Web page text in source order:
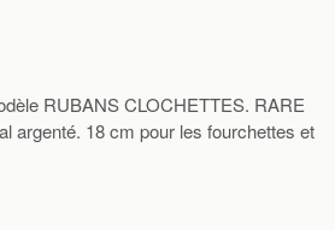
RUBANS CLOCHETTES. RARE
argenté. 18 cm pour les fourchettes et